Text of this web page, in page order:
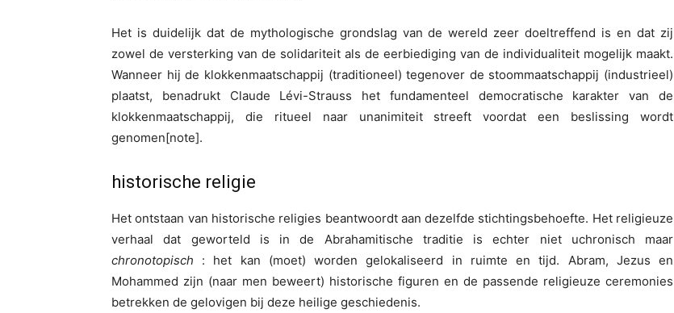
Het is duidelijk dat de mythologische grondslag van de wereld zeer doeltreffend is en dat zij
zowel de versterking van de solidariteit als de eerbiediging van de individualiteit mogelijk maakt.
Wanneer hij de klokkenmaatschappij (traditioneel) tegenover de stoommaatschappij (industrieel)
plaatst, benadrukt Claude Lévi-Strauss het fundamenteel democratische karakter van de
klokkenmaatschappij, die ritueel naar unanimiteit streeft voordat een beslissing wordt
genomen[note].
historische religie
Het ontstaan van historische religies beantwoordt aan dezelfde stichtingsbehoefte. Het religieuze
verhaal dat geworteld is in de Abrahamitische traditie is echter niet uchronisch maar
chronotopisch : het kan (moet) worden gelokaliseerd in ruimte en tijd. Abram, Jezus en
Mohammed zijn (naar men beweert) historische figuren en de passende religieuze ceremonies
betrekken de gelovigen bij deze heilige geschiedenis.